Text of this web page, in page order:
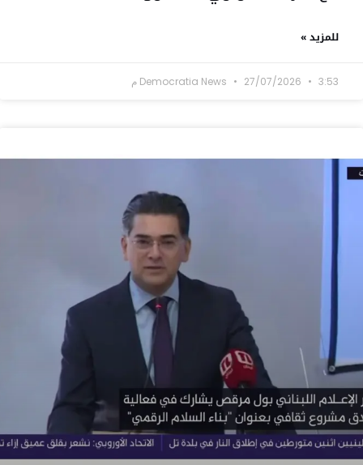
للمزيد »
Democratia News 27/07/2026 3:53 م